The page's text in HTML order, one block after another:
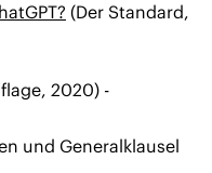
(Der Standard,
2020) -
und Generalklausel